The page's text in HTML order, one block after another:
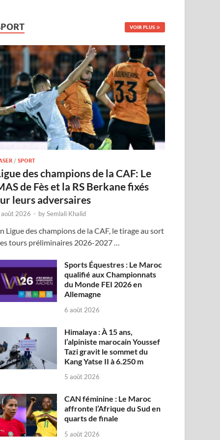
VOIR PLUS
/SPORT
des champions de la CAF: Le
de Fès et la RS Berkane fixés
leurs adversaires
2026 - bySemlali Khalid
Ligue des champions de la CAF, le tirage au sort
tours préliminaires 2026-2027 …
Sports Équestres : Le Maroc
qualifié aux Championnats
du Monde FEI 2026 en
Allemagne
6 août 2026
Himalaya : À 15 ans,
l’alpiniste marocain Youssef
Tazi gravit le sommet du
Kang Yatse II à 6.250 m
5 août 2026
CAN féminine : Le Maroc
affronte l’Afrique du Sud en
quarts de finale
5 août 2026